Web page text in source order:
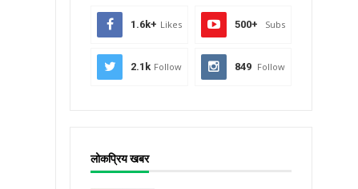
1.6k+ Likes 500+ Subs
2.1k Follow 849 Follow
लोकप्रिय खबर